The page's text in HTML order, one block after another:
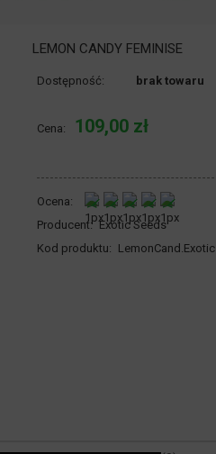
LEMON CANDY FEMINISE
Dostępność: brak towaru
Cena: 109,00 zł
Ocena:
Producent: Exotic Seeds
Kod produktu: LemonCand.Exotic